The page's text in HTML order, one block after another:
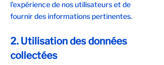
l'expérience de nos utilisateurs et de
fournir des informations pertinentes.
2. Utilisation des données
collectées